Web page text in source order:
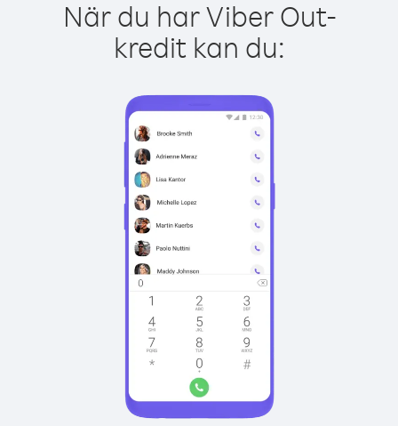
När du har Viber Out-
kredit kan du: